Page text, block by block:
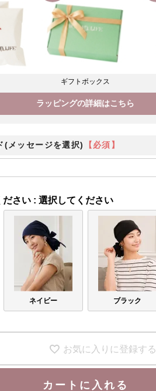
ギフトボックス
ラッピングの詳細はこちら
(メッセージを選択) 【必須】
選択してください
ネイビー ブラック
お気に入りに登録する
カートに入れる